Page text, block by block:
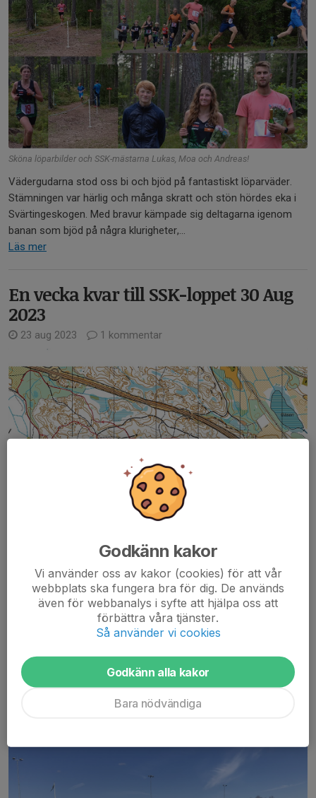
Sköna löparbilder och SSK-mästarna Lukas, Moa och Andreas!
Vädergudarna stod oss bi och bjöd på fantastiskt löparväder.
Stämningen var härlig och många skratt och stön hördes eka i
Svärtingeskogen. Med bravur kämpade sig deltagarna igenom
banan som bjöd på några klurigheter,...
Läs mer
En vecka kvar till SSK-loppet 30 Aug
2023
23 aug 2023 1 kommentar
Onsdag den 30 Augusti arrangerar vi SSK-loppet vid löparspåret i
Svärtinge, ett 5 km lopp i trevlig terräng.
Anmälan:
Anmälan görs tillSSK-loppet@hotmail.com
den 29 Augusti (Namn och ålder). Anmälan är...
Vill du ha kul i grupp?
Godkänn kakor
Vi använder oss av kakor (cookies) för att vår
webbplats ska fungera bra för dig. De används
även för webbanalys i syfte att hjälpa oss att
förbättra våra tjänster.
Så använder vi cookies
Godkänn alla kakor
Bara nödvändiga